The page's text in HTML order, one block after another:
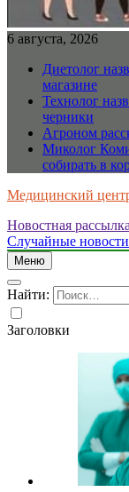
6 августа, 2026
Диетолог
магазине
Технолог
черники
Агроном
Миколог
собирать в
Медицинский
Новостная рассылка
Случайные новости
Меню
Найти:
Заголовки